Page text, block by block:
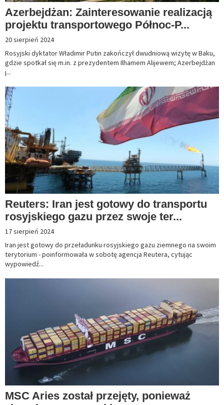
Azerbejdżan: Zainteresowanie realizacją
projektu transportowego Północ-P...
20 sierpień 2024
Rosyjski dyktator Władimir Putin zakończył dwudniową wizytę w Baku,
gdzie spotkał się m.in. z prezydentem Ilhamem Alijewem; Azerbejdżan
j...
Reuters: Iran jest gotowy do transportu
rosyjskiego gazu przez swoje ter...
17 sierpień 2024
Iran jest gotowy do przeładunku rosyjskiego gazu ziemnego na swoim
terytorium - poinformowała w sobotę agencja Reutera, cytując
wypowiedź...
MSC Aries został przejęty, ponieważ